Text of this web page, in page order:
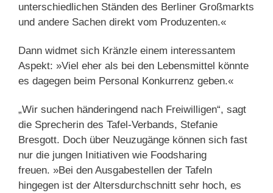
unterschiedlichen Ständen des Berliner Großmarkts
und andere Sachen direkt vom Produzenten.«
Dann widmet sich Kränzle einem interessantem
Aspekt: »Viel eher als bei den Lebensmittel könnte
es dagegen beim Personal Konkurrenz geben.«
„Wir suchen händeringend nach Freiwilligen“, sagt
die Sprecherin des Tafel-Verbands, Stefanie
Bresgott. Doch über Neuzugänge können sich fast
nur die jungen Initiativen wie Foodsharing
freuen. »Bei den Ausgabestellen der Tafeln
hingegen ist der Altersdurchschnitt sehr hoch, es